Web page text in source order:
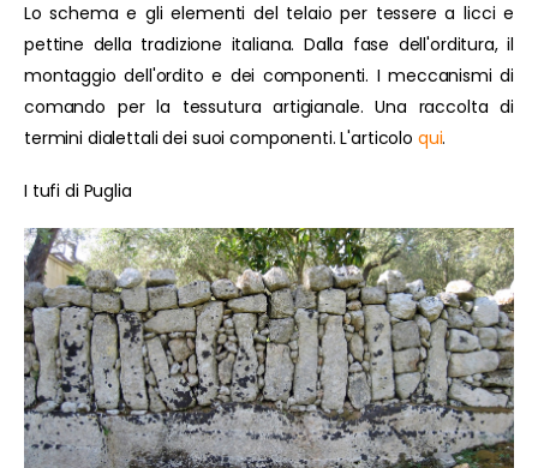
Lo schema e gli elementi del telaio per tessere a licci e
pettine della tradizione italiana. Dalla fase dell'orditura, il
montaggio dell'ordito e dei componenti. I meccanismi di
comando per la tessutura artigianale. Una raccolta di
termini dialettali dei suoi componenti. L'articolo qui.
I tufi di Puglia